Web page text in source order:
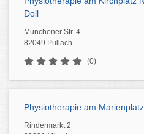
Doll
Münchener Str. 4
82049 Pullach
(0)
Physiotherapie am
Rindermarkt 2